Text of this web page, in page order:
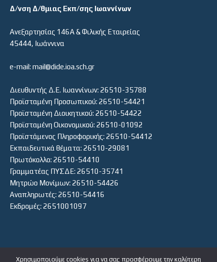
Δ/νση Δ/θμιας Εκπ/σης Ιωαννίνων
Ανεξαρτησίας 146Α & Φιλικής Εταιρείας
45444, Ιωάννινα
e-mail: mail@dide.ioa.sch.gr
Διευθυντής Δ.Ε. Ιωαννίνων: 26510-35788
Προϊσταμένη Προσωπικού: 26510-54421
Προϊσταμένη Διοικητικού: 26510-54422
Προϊσταμένη Οικονομικού: 26510-01092
Προϊστάμενος Πληροφορικής: 26510-54412
Εκπαιδευτικά θέματα: 26510-29081
Πρωτόκολλο: 26510-54410
Γραμματέας ΠΥΣΔΕ: 26510-35741
Μητρώο Μονίμων: 26510-54426
Αναπληρωτές: 26510-54416
Εκδρομές: 2651001097
Χρησιμοποιούμε cookies για να σας προσφέρουμε την καλύτερη